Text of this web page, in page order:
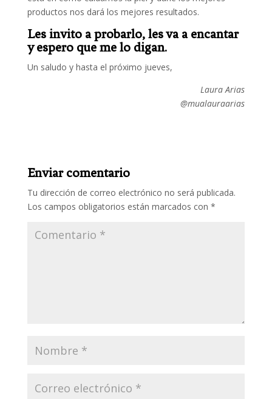
productos nos dará los mejores resultados.
Les invito a probarlo, les va a encantar
y espero que me lo digan.
Un saludo y hasta el próximo jueves,
Laura Arias
@mualauraarias
Enviar comentario
Tu dirección de correo electrónico no será publicada.
Los campos obligatorios están marcados con *